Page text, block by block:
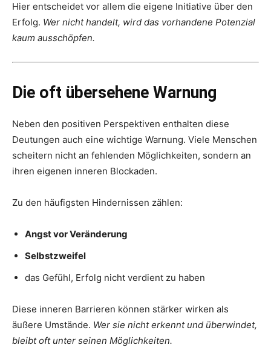
Hier entscheidet vor allem die eigene Initiative über den
Erfolg. Wer nicht handelt, wird das vorhandene Potenzial
kaum ausschöpfen.
Die oft übersehene Warnung
Neben den positiven Perspektiven enthalten diese
Deutungen auch eine wichtige Warnung. Viele Menschen
scheitern nicht an fehlenden Möglichkeiten, sondern an
ihren eigenen inneren Blockaden.
Zu den häufigsten Hindernissen zählen:
Angst vor Veränderung
Selbstzweifel
das Gefühl, Erfolg nicht verdient zu haben
Diese inneren Barrieren können stärker wirken als
äußere Umstände. Wer sie nicht erkennt und überwindet,
bleibt oft unter seinen Möglichkeiten.